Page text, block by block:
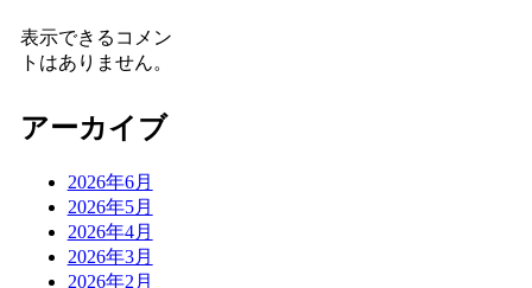
表示できるコメン
トはありません。
アーカイブ
2026年6月
2026年5月
2026年4月
2026年3月
2026年2月